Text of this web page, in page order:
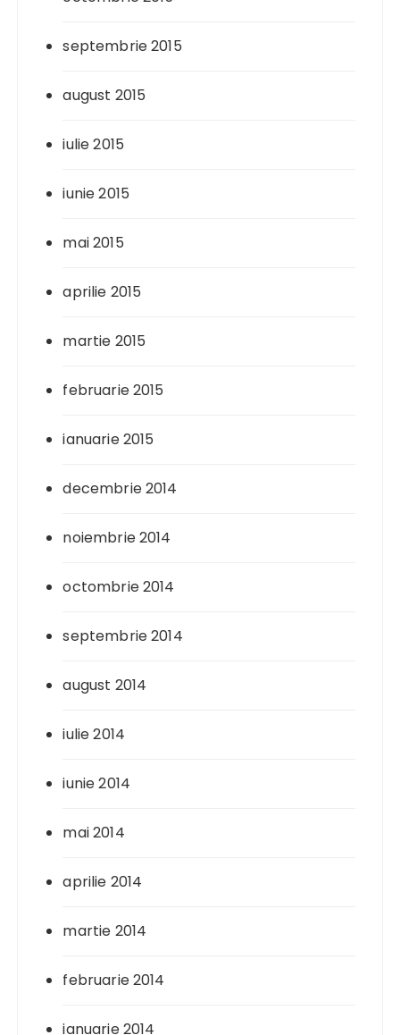
septembrie 2015
august 2015
iulie 2015
iunie 2015
mai 2015
aprilie 2015
martie 2015
februarie 2015
ianuarie 2015
decembrie 2014
noiembrie 2014
octombrie 2014
septembrie 2014
august 2014
iulie 2014
iunie 2014
mai 2014
aprilie 2014
martie 2014
februarie 2014
ianuarie 2014